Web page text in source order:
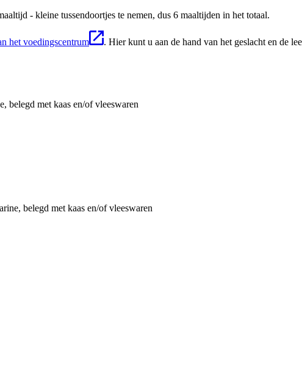
- kleine tussendoortjes te nemen, dus 6 maaltijden in het totaal.
het voedingscentrum
. Hier kunt u aan de hand van het geslacht en
belegd met kaas en/of vleeswaren
belegd met kaas en/of vleeswaren